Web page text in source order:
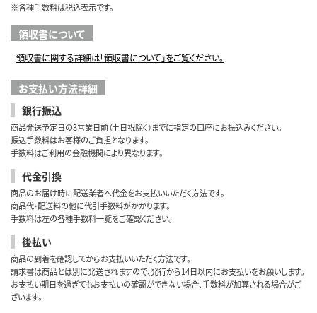
※各種手数料は税込表示です。
領収書について
領収書に関する詳細は「領収書について」をご覧ください。
お支払い方法詳細
銀行振込
商品発送予定日の3営業日前（土日祝除く）までに指定の口座にお振込みください。
振込手数料はお客様のご負担となります。
手数料はご利用の金融機関により異なります。
代金引換
商品のお届け時に配送業者へ代金をお支払いいただく方法です。
商品代・配送料の他に代引手数料がかかります。
手数料は左の各種手数料一覧をご確認ください。
後払い
商品の到着を確認してからお支払いいただく方法です。
請求書は商品とは別に発送されますので、発行から14日以内にお支払いをお願いします。
お支払い期日を過ぎてもお支払いの確認ができない場合、手数料が加算される場合がご
ざいます。